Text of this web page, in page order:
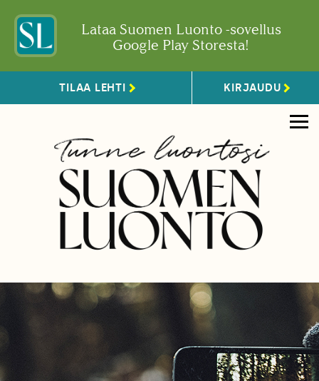
Lataa Suomen Luonto -sovellus
Google Play Storesta!
TILAA LEHTI KIRJAUDU